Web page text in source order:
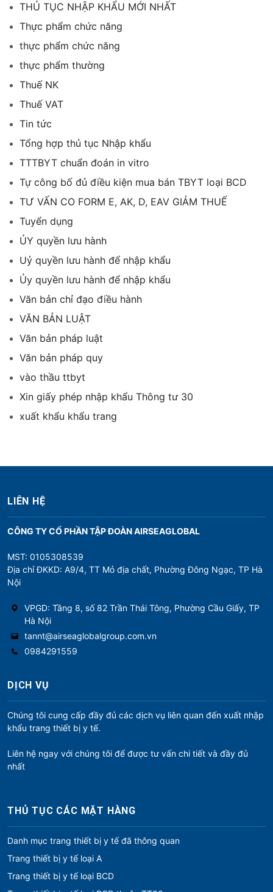
THỦ TỤC NHẬP KHẨU MỚI NHẤT
Thực phẩm chức năng
thực phẩm chức năng
thực phẩm thường
Thuế NK
Thuế VAT
Tin tức
Tổng hợp thủ tục Nhập khẩu
TTTBYT chuẩn đoán in vitro
Tự công bố đủ điều kiện mua bán TBYT loại BCD
TƯ VẤN CO FORM E, AK, D, EAV GIẢM THUẾ
Tuyển dụng
ỦY quyền lưu hành
Uỷ quyền lưu hành để nhập khẩu
Ủy quyền lưu hành để nhập khẩu
Văn bản chỉ đạo điều hành
VĂN BẢN LUẬT
Văn bản pháp luật
Văn bản pháp quy
vào thầu ttbyt
Xin giấy phép nhập khẩu Thông tư 30
xuất khẩu khẩu trang
LIÊN HỆ
CÔNG TY CỔ PHẦN TẬP ĐOÀN AIRSEAGLOBAL
MST: 0105308539
Địa chỉ ĐKKD: A9/4, TT Mỏ địa chất, Phường Đông Ngạc, TP Hà
Nội
VPGD: Tầng 8, số 82 Trần Thái Tông, Phường Cầu Giấy, TP
Hà Nội
tannt@airseaglobalgroup.com.vn
0984291559
DỊCH VỤ
Chúng tôi cung cấp đầy đủ các dịch vụ liên quan đến xuất nhập
khẩu trang thiết bị y tế.
Liên hệ ngay với chúng tôi để được tư vấn chi tiết và đầy đủ
nhất
THỦ TỤC CÁC MẶT HÀNG
Danh mục trang thiết bị y tế đã thông quan
Trang thiết bị y tế loại A
Trang thiết bị y tế loại BCD